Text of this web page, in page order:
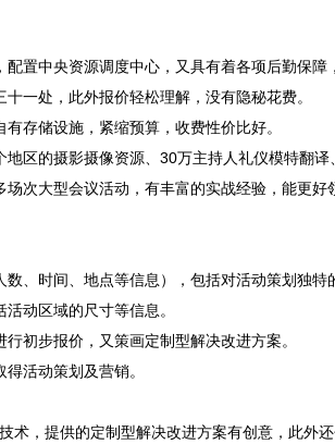
置中央资源调度中心，又具有着各项后勤保障
一处，此外报价轻松理解，没有隐秘花费。
存储设施，紧缩预算，收费性价比好。
区的摄影摄像资源、30万主持人礼仪模特翻
次大型会议活动，有丰富的实战经验，能更好
、时间、地点等信息），包括对活动策划独特
动区域的尺寸等信息。
初步报价，又策画定制型解决改进方案。
活动策划及营销。
术，提供的定制型解决改进方案有创意，此外